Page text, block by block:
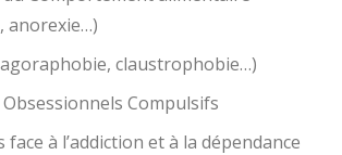
anorexie…)
claustrophobie…)
Compulsifs
face à l’addiction et à la dépendance